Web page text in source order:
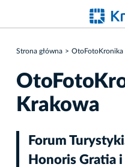
Strona główna OtoFotoKronika
Krakowa
Forum
Honoris Gratia